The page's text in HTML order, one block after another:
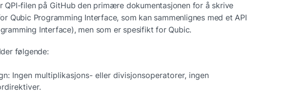
QPI-filen på GitHub den primære dokumentasjonen for å skrive
Qubic Programming Interface, som kan sammenlignes med et API
Interface), men som er spesifikt for Qubic.
følgende:
Ingen multiplikasjons- eller divisjonsoperatorer, ingen